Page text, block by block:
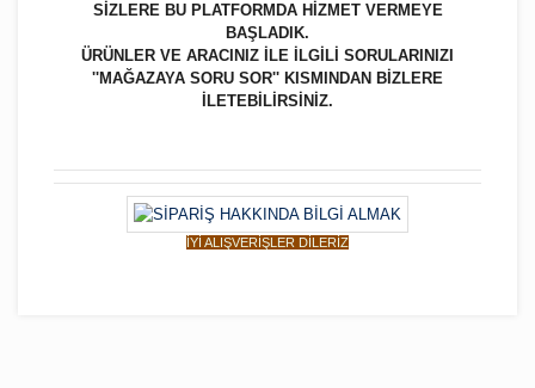
SİZLERE BU PLATFORMDA HİZMET VERMEYE
BAŞLADIK.
ÜRÜNLER VE ARACINIZ İLE İLGİLİ SORULARINIZI
''MAĞAZAYA SORU SOR'' KISMINDAN BİZLERE
İLETEBİLİRSİNİZ.
İYİ ALIŞVERİŞLER DİLERİZ